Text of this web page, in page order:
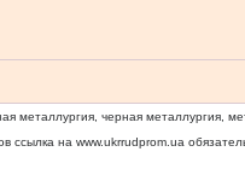
металлургия, черная металлургия,
ссылка на www.ukrrudprom.ua